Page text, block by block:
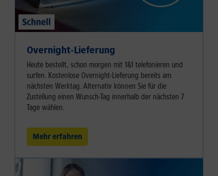
Overnight-Lieferung
Heute bestellt, schon morgen mit 1&1 telefonieren und
surfen. Kostenlose Overnight-Lieferung bereits am
nächsten Werktag. Alternativ können Sie für die
Zustellung einen Wunsch-Tag innerhalb der nächsten 7
Tage wählen.
Mehr erfahren